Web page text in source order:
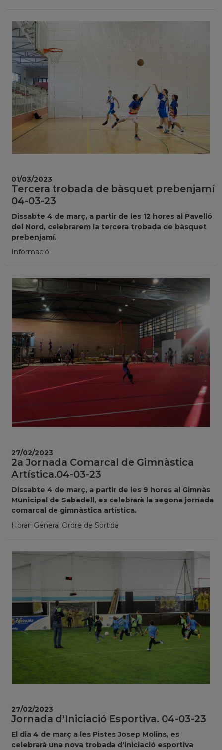
Tercera trobada de bàsquet prebenjamí
04-03-23
Dissabte 4 de març, a partir de les 12 hores al Pavelló
del Nord, celebrarem la tercera trobada de bàsquet
prebenjamí.
Informació
01/03/2023
2a Jornada Comarcal de Gimnàstica
Artística.04-03-23
Dissabte 4 de març, a partir de les 9 hores al Gimnàs
Municipal de Sabadell, es celebrarà la segona jornada
comarcal de gimnàstica artística.
Horari General Ordre de Sortida
27/02/2023
Jornada d'Iniciació Esportiva. 04-03-23
El dia 4 de març a les Pistes Josep Molins, es
celebrarà una nova trobada d'iniciació esportiva
27/02/2023